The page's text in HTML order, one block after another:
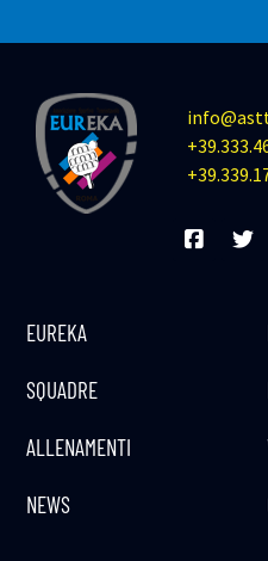
EUREKA
SQUADRE
ALLENAMENTI
NEWS